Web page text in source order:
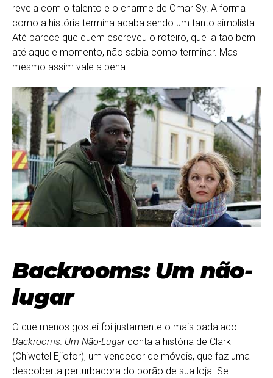
revela com o talento e o charme de Omar Sy. A forma
como a história termina acaba sendo um tanto simplista.
Até parece que quem escreveu o roteiro, que ia tão bem
até aquele momento, não sabia como terminar. Mas
mesmo assim vale a pena.
Backrooms: Um não-
lugar
O que menos gostei foi justamente o mais badalado.
Backrooms: Um Não-Lugarconta a história de Clark
(Chiwetel Ejiofor), um vendedor de móveis, que faz uma
descoberta perturbadora do porão de sua loja. Se